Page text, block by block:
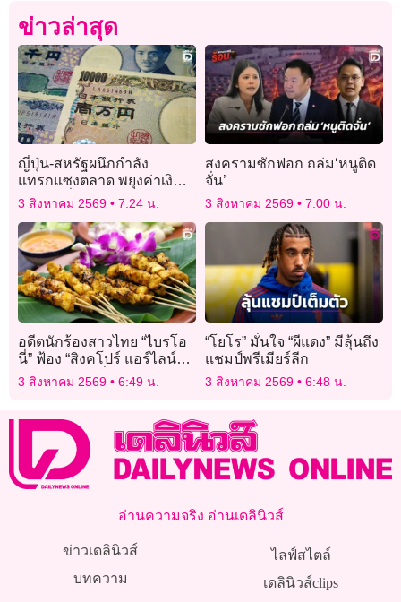
ข่าวล่าสุด
ญี่ปุ่น-สหรัฐผนึกกำลัง
แทรกแซงตลาด พยุงค่าเงิน
เยนร่วงต่ำสุดในรอบ 40 ปี
3 สิงหาคม 2569 7:24 น.
สงครามซักฟอก ถล่ม‘หนูติด
จั่น’
3 สิงหาคม 2569 7:00 น.
อดีตนักร้องสาวไทย “ไบรโอ
นี่” ฟ้อง “สิงคโปร์ แอร์ไลน์ส”
เศษไม้สะเต๊ะทิ่มคอ เส้นเสียง
3 สิงหาคม 2569 6:49 น.
“โยโร” มั่นใจ “ผีแดง” มีลุ้นถึง
แชมป์พรีเมียร์ลีก
3 สิงหาคม 2569 6:48 น.
อ่านความจริง อ่านเดลินิวส์
ข่าวเดลินิวส์
บทความ
ไลฟ์สไตล์
เดลินิวส์clips